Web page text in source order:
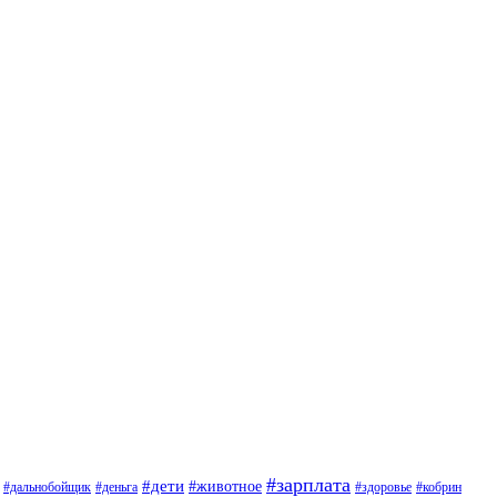
#дальнобойщик #деньга #дети #животное #зарплата #здоровье #кобрин